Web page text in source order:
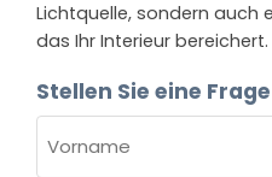
Lichtquelle, sondern auch
das Ihr Interieur bereichert.
Stellen Sie eine
(ERFORDERLICH)